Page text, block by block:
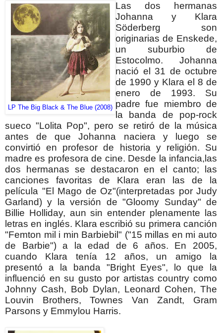
LP The Big Black & The Blue (2008)
Las dos hermanas
Johanna y Klara
Söderberg son
originarias de Enskede,
un suburbio de
Estocolmo. Johanna
nació el 31 de octubre
de 1990 y Klara el 8 de
enero de 1993. Su
padre fue miembro de
la banda de pop-rock
sueco "Lolita Pop", pero se retiró de la música
antes de que Johanna naciera y luego se
convirtió en profesor de historia y religión. Su
madre es profesora de cine. Desde la infancia,las
dos hermanas se destacaron en el canto; las
canciones favoritas de Klara eran las de la
película "El Mago de Oz"(interpretadas por Judy
Garland) y la versión de "Gloomy Sunday" de
Billie Holliday, aun sin entender plenamente las
letras en inglés. Klara escribió su primera canción
"Femton mil i min Barbiebil" ("15 millas en mi auto
de Barbie") a la edad de 6 años. En 2005,
cuando Klara tenía 12 años, un amigo la
presentó a la banda "Bright Eyes", lo que la
influenció en su gusto por artistas country como
Johnny Cash, Bob Dylan, Leonard Cohen, The
Louvin Brothers, Townes Van Zandt, Gram
Parsons y Emmylou Harris.